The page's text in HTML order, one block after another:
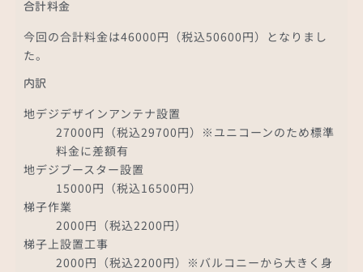
合計料金
今回の合計料金は46000円（税込50600円）となりまし
た。
内訳
地デジデザインアンテナ設置
27000円（税込29700円）※ユニコーンのため標準
料金に差額有
地デジブースター設置
15000円（税込16500円）
梯子作業
2000円（税込2200円）
梯子上設置工事
2000円（税込2200円）※バルコニーから大きく身